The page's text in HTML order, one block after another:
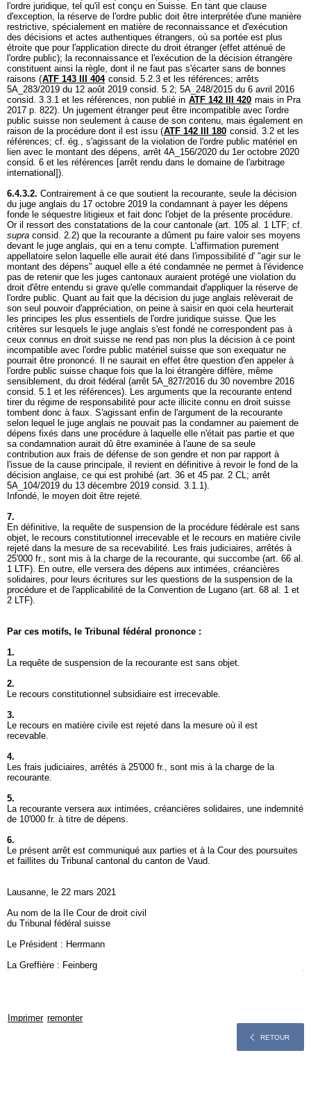
l'ordre juridique, tel qu'il est conçu en Suisse. En tant que clause
d'exception, la réserve de l'ordre public doit être interprétée d'une manière
restrictive, spécialement en matière de reconnaissance et d'exécution
des décisions et actes authentiques étrangers, où sa portée est plus
étroite que pour l'application directe du droit étranger (effet atténué de
l'ordre public); la reconnaissance et l'exécution de la décision étrangère
constituent ainsi la règle, dont il ne faut pas s'écarter sans de bonnes
raisons (ATF 143 III 404 consid. 5.2.3 et les références; arrêts
5A_283/2019 du 12 août 2019 consid. 5.2; 5A_248/2015 du 6 avril 2016
consid. 3.3.1 et les références, non publié in ATF 142 III 420 mais in Pra
2017 p. 822). Un jugement étranger peut être incompatible avec l'ordre
public suisse non seulement à cause de son contenu, mais également en
raison de la procédure dont il est issu (ATF 142 III 180 consid. 3.2 et les
références; cf. ég., s'agissant de la violation de l'ordre public matériel en
lien avec le montant des dépens, arrêt 4A_156/2020 du 1er octobre 2020
consid. 6 et les références [arrêt rendu dans le domaine de l'arbitrage
international]).
6.4.3.2. Contrairement à ce que soutient la recourante, seule la décision
du juge anglais du 17 octobre 2019 la condamnant à payer les dépens
fonde le séquestre litigieux et fait donc l'objet de la présente procédure.
Or il ressort des constatations de la cour cantonale (art. 105 al. 1 LTF; cf.
supra consid. 2.2) que la recourante a dûment pu faire valoir ses moyens
devant le juge anglais, qui en a tenu compte. L'affirmation purement
appellatoire selon laquelle elle aurait été dans l'impossibilité d' "agir sur le
montant des dépens" auquel elle a été condamnée ne permet à l'évidence
pas de retenir que les juges cantonaux auraient protégé une violation du
droit d'être entendu si grave qu'elle commandait d'appliquer la réserve de
l'ordre public. Quant au fait que la décision du juge anglais relèverait de
son seul pouvoir d'appréciation, on peine à saisir en quoi cela heurterait
les principes les plus essentiels de l'ordre juridique suisse. Que les
critères sur lesquels le juge anglais s'est fondé ne correspondent pas à
ceux connus en droit suisse ne rend pas non plus la décision à ce point
incompatible avec l'ordre public matériel suisse que son exequatur ne
pourrait être prononcé. Il ne saurait en effet être question d'en appeler à
l'ordre public suisse chaque fois que la loi étrangère diffère, même
sensiblement, du droit fédéral (arrêt 5A_827/2016 du 30 novembre 2016
consid. 5.1 et les références). Les arguments que la recourante entend
tirer du régime de responsabilité pour acte illicite connu en droit suisse
tombent donc à faux. S'agissant enfin de l'argument de la recourante
selon lequel le juge anglais ne pouvait pas la condamner au paiement de
dépens fixés dans une procédure à laquelle elle n'était pas partie et que
sa condamnation aurait dû être examinée à l'aune de sa seule
contribution aux frais de défense de son gendre et non par rapport à
l'issue de la cause principale, il revient en définitive à revoir le fond de la
décision anglaise, ce qui est prohibé (art. 36 et 45 par. 2 CL; arrêt
5A_104/2019 du 13 décembre 2019 consid. 3.1.1).
Infondé, le moyen doit être rejeté.
7.
En définitive, la requête de suspension de la procédure fédérale est sans
objet, le recours constitutionnel irrecevable et le recours en matière civile
rejeté dans la mesure de sa recevabilité. Les frais judiciaires, arrêtés à
25'000 fr., sont mis à la charge de la recourante, qui succombe (art. 66 al.
1 LTF). En outre, elle versera des dépens aux intimées, créancières
solidaires, pour leurs écritures sur les questions de la suspension de la
procédure et de l'applicabilité de la Convention de Lugano (art. 68 al. 1 et
2 LTF).
Par ces motifs, le Tribunal fédéral prononce :
1.
La requête de suspension de la recourante est sans objet.
2.
Le recours constitutionnel subsidiaire est irrecevable.
3.
Le recours en matière civile est rejeté dans la mesure où il est
recevable.
4.
Les frais judiciaires, arrêtés à 25'000 fr., sont mis à la charge de la
recourante.
5.
La recourante versera aux intimées, créancières solidaires, une indemnité
de 10'000 fr. à titre de dépens.
6.
Le présent arrêt est communiqué aux parties et à la Cour des poursuites
et faillites du Tribunal cantonal du canton de Vaud.
Lausanne, le 22 mars 2021
Au nom de la IIe Cour de droit civil
du Tribunal fédéral suisse
Le Président : Herrmann
La Greffière : Feinberg
Imprimer remonter
RETOUR